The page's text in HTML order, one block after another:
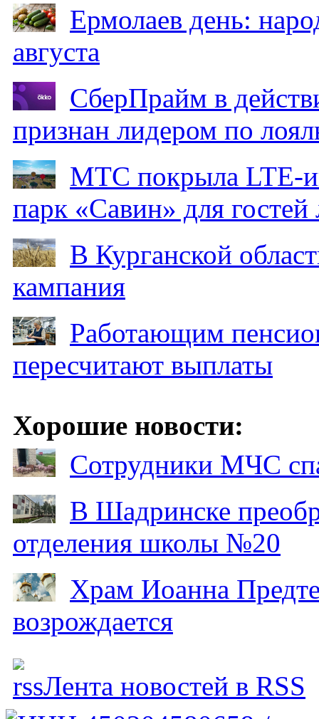
Ермолаев день:
августа
СберПрайм в
признан лидером по
МТС покрыла LTE-
парк «Савин» для гостей
В Курганской
кампания
Работающим
пересчитают выплаты
Хорошие новости:
Сотрудники МЧС
В Шадринске
отделения школы №20
Храм Иоанна
возрождается
Лента новостей в RSS